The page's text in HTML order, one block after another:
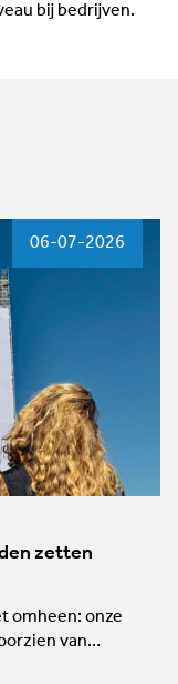
bij bedrijven.
06-07-2026
zetten
omheen: onze
van…